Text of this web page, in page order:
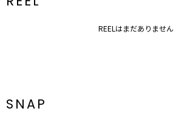
REELはまだありません
SNAP